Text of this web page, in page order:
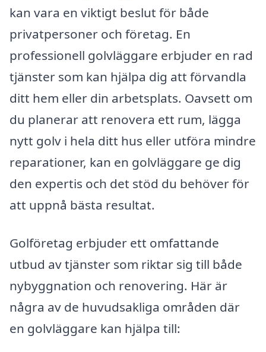
kan vara en viktigt beslut för både
privatpersoner och företag. En
professionell golvläggare erbjuder en rad
tjänster som kan hjälpa dig att förvandla
ditt hem eller din arbetsplats. Oavsett om
du planerar att renovera ett rum, lägga
nytt golv i hela ditt hus eller utföra mindre
reparationer, kan en golvläggare ge dig
den expertis och det stöd du behöver för
att uppnå bästa resultat.
Golföretag erbjuder ett omfattande
utbud av tjänster som riktar sig till både
nybyggnation och renovering. Här är
några av de huvudsakliga områden där
en golvläggare kan hjälpa till: